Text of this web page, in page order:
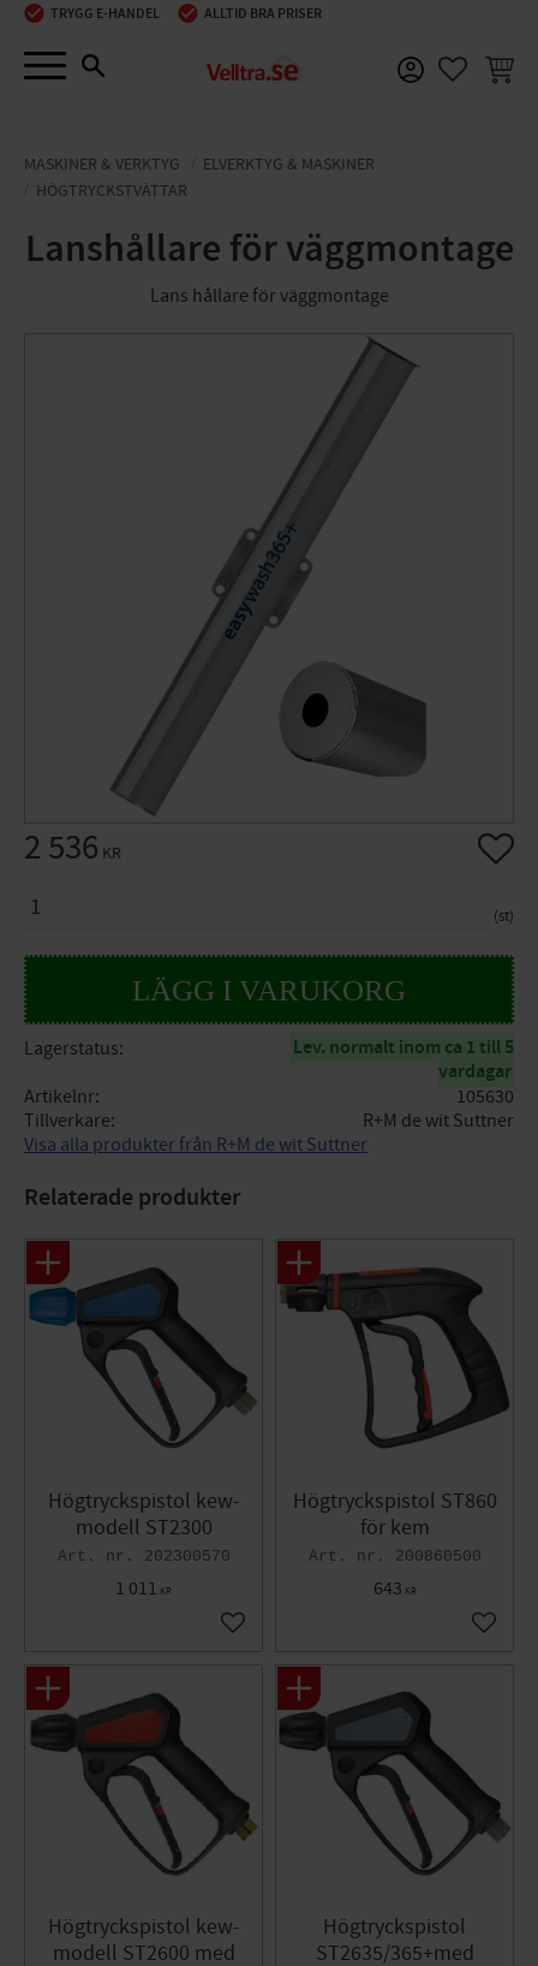
Meny
TRYGG E-HANDEL ALLTID BRA PRISER
MASKINER & VERKTYG
ELVERKTYG & MASKINER
HÖGTRYCKSTVÄTTAR
Lanshållare för väggmontage
Lans hållare för väggmontage
2 536 KR
st
Lägg
Lagerstatus
Lev. normalt inom ca 1 till 5
vardagar
Artikelnr
105630
Tillverkare
R+M de wit Suttner
Visa alla produkter från R+M de wit Suttner
Relaterade produkter
Högtryckspistol kew-
modell ST2300
202300570
1 011 KR
Lägg till i favoriter
Högtryckspistol ST860
för kem
200860500
643 KR
Lägg
Högtryckspistol kew-
modell ST2600 med
Högtryckspistol
ST2635/365+med